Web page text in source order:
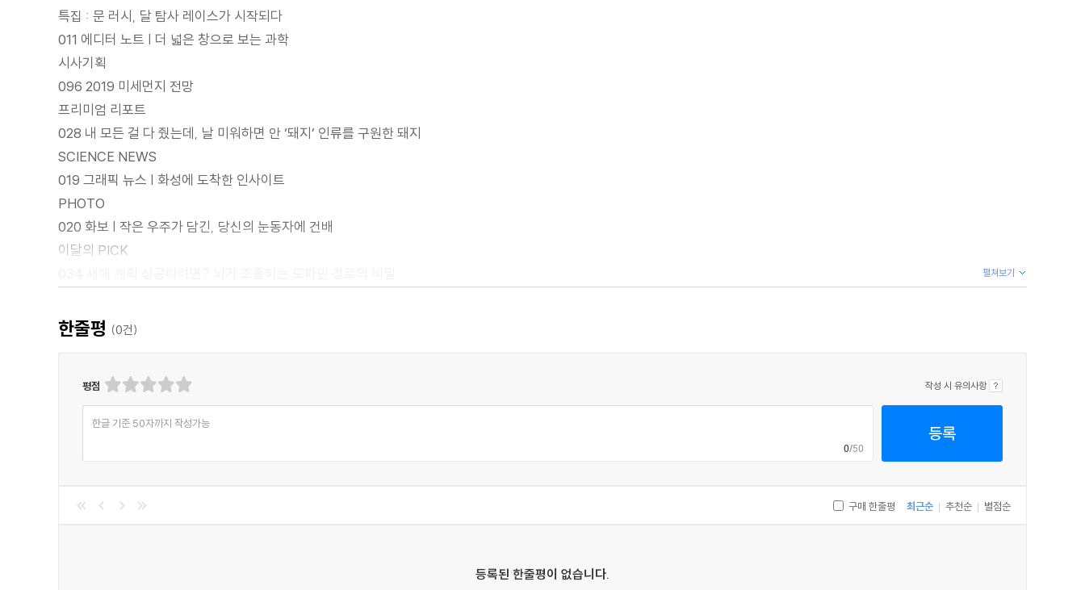
특집 : 문 러시, 달 탐사 레이스가 시작되다
011 에디터 노트 | 더 넓은 창으로 보는 과학
시사기획
096 2019 미세먼지 전망
프리미엄 리포트
028 내 모든 걸 다 줬는데, 날 미워하면 안 ‘돼지’ 인류를 구원한 돼지
SCIENCE NEWS
019 그래픽 뉴스 | 화성에 도착한 인사이트
PHOTO
020 화보 | 작은 우주가 담긴, 당신의 눈동자에 건배
이달의 PICK
044 도도하지만 위태로운 한국의 상징, 한반도에서 자취 감춘 호랑이를 찾아서
058 10대의 약 | ‘키 크는 주사’맞으면 170cm가 180cm 되나요?
106 프로펠러 없이 하늘 난 비행기
SPACE
펼쳐보기
한줄평 (0건)
평점 작성 시 유의사항
한글 기준 50자까지 작성가능
0/50
등록
구매 한줄평 최근순 | 추천순 | 별점순
등록된 한줄평이 없습니다.